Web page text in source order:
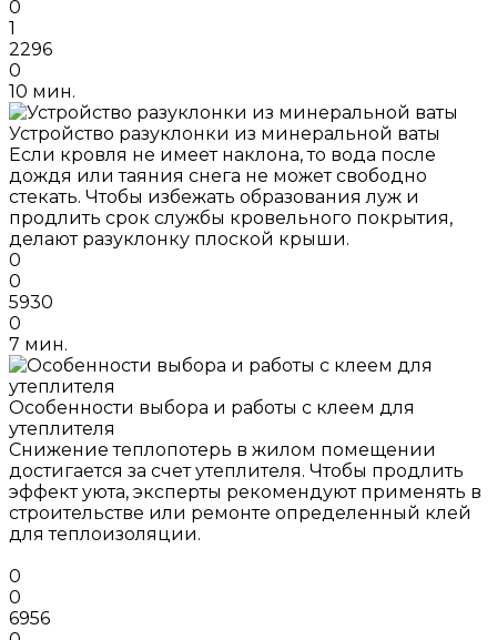
0
1
2296
0
10 мин.
Устройство разуклонки из минеральной ваты
Если кровля не имеет наклона, то вода после
дождя или таяния снега не может свободно
стекать. Чтобы избежать образования луж и
продлить срок службы кровельного покрытия,
делают разуклонку плоской крыши.
0
0
5930
0
7 мин.
Особенности выбора и работы с клеем для
утеплителя
Снижение теплопотерь в жилом помещении
достигается за счет утеплителя. Чтобы продлить
эффект уюта, эксперты рекомендуют применять в
строительстве или ремонте определенный клей
для теплоизоляции.
0
0
6956